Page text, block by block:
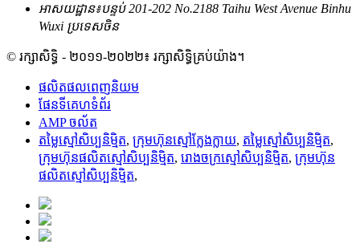
អាសយដ្ឋាន៖បន្ទប់ 201-202 No.2188 Taihu West Avenue Binhu
Wuxi ប្រទេសចិន
© រក្សាសិទ្ធិ - ២០១១-២០២២៖ រក្សាសិទ្ធិគ្រប់យ៉ាង។
ផលិតផលពេញនិយម
ផែនទីគេហទំព័រ
AMP ចល័ត
តម្លៃស្មៅសិប្បនិម្មិត, ក្រុមហ៊ុនស្មៅក្លែងក្លាយ, តម្លៃស្មៅសិប្បនិម្មិត,
ក្រុមហ៊ុនផលិតស្មៅសិប្បនិម្មិត, រោងចក្រស្មៅសិប្បនិម្មិត, ក្រុមហ៊ុន​
ផលិត​ស្មៅ​សិប្បនិម្មិត,